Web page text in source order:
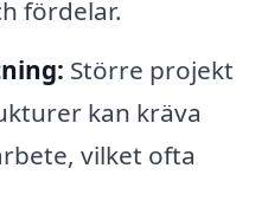
fördelar.
Större projekt
kan kräva
vilket ofta